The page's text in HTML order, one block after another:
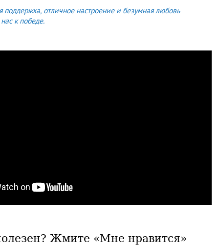
поддержка, отличное настроение и безумная любовь
к победе.
Жмите «Мне нравится»